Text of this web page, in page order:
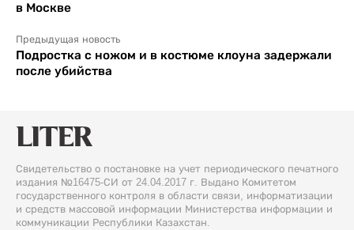
в Москве
Предыдущая новость
Подростка с ножом и в костюме клоуна задержали
после убийства
Свидетельство о постановке на учет периодического печатного
издания №16475-СИ от 24.04.2017 г. Выдано Комитетом
государственного контроля в области связи, информатизации
и средств массовой информации Министерства информации и
коммуникации Республики Казахстан.